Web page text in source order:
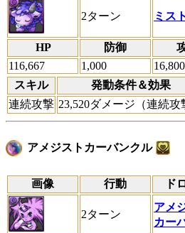
2ターン ミス
HP 防御
116,667
1,000
16,800
スキル
発動条件＆効果
連続攻撃 23,520ダメージ（連続攻
アメジストカーバンクル
画像 行動 ド
2ターン
アメ
カー